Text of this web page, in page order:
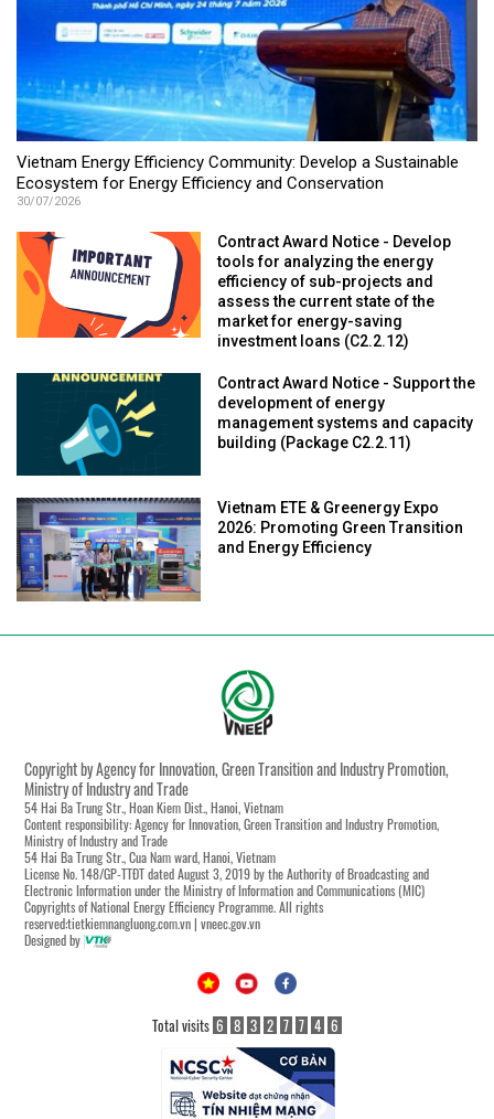
Vietnam Energy Efficiency Community: Develop a Sustainable
Ecosystem for Energy Efficiency and Conservation
30/07/2026
Contract Award Notice - Develop
tools for analyzing the energy
efficiency of sub-projects and
assess the current state of the
market for energy-saving
investment loans (C2.2.12)
Contract Award Notice - Support the
development of energy
management systems and capacity
building (Package C2.2.11)
Vietnam ETE & Greenergy Expo
2026: Promoting Green Transition
and Energy Efficiency
Copyright by Agency for Innovation, Green Transition and Industry Promotion,
Ministry of Industry and Trade
54 Hai Ba Trung Str., Hoan Kiem Dist., Hanoi, Vietnam
Content responsibility: Agency for Innovation, Green Transition and Industry Promotion,
Ministry of Industry and Trade
54 Hai Ba Trung Str., Cua Nam ward, Hanoi, Vietnam
License No. 148/GP-TTĐT dated August 3, 2019 by the Authority of Broadcasting and
Electronic Information under the Ministry of Information and Communications (MIC)
Copyrights of National Energy Efficiency Programme. All rights
reserved:tietkiemnangluong.com.vn | vneec.gov.vn
Designed by
Total visits 6 8 3 2 7 7 4 6